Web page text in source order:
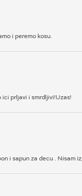
i peremo kosu.
prljavi i smrdljivi!Uzas!
i sapun za decu . Nisam